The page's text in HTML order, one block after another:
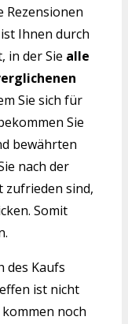
Rezensionen
Ihnen durch
in der Sie alle
Sie sich für
Sie
bewährten
nach der
zufrieden sind,
Somit
des Kaufs
ist nicht
noch